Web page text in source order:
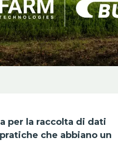
per la raccolta di dati
che abbiano un